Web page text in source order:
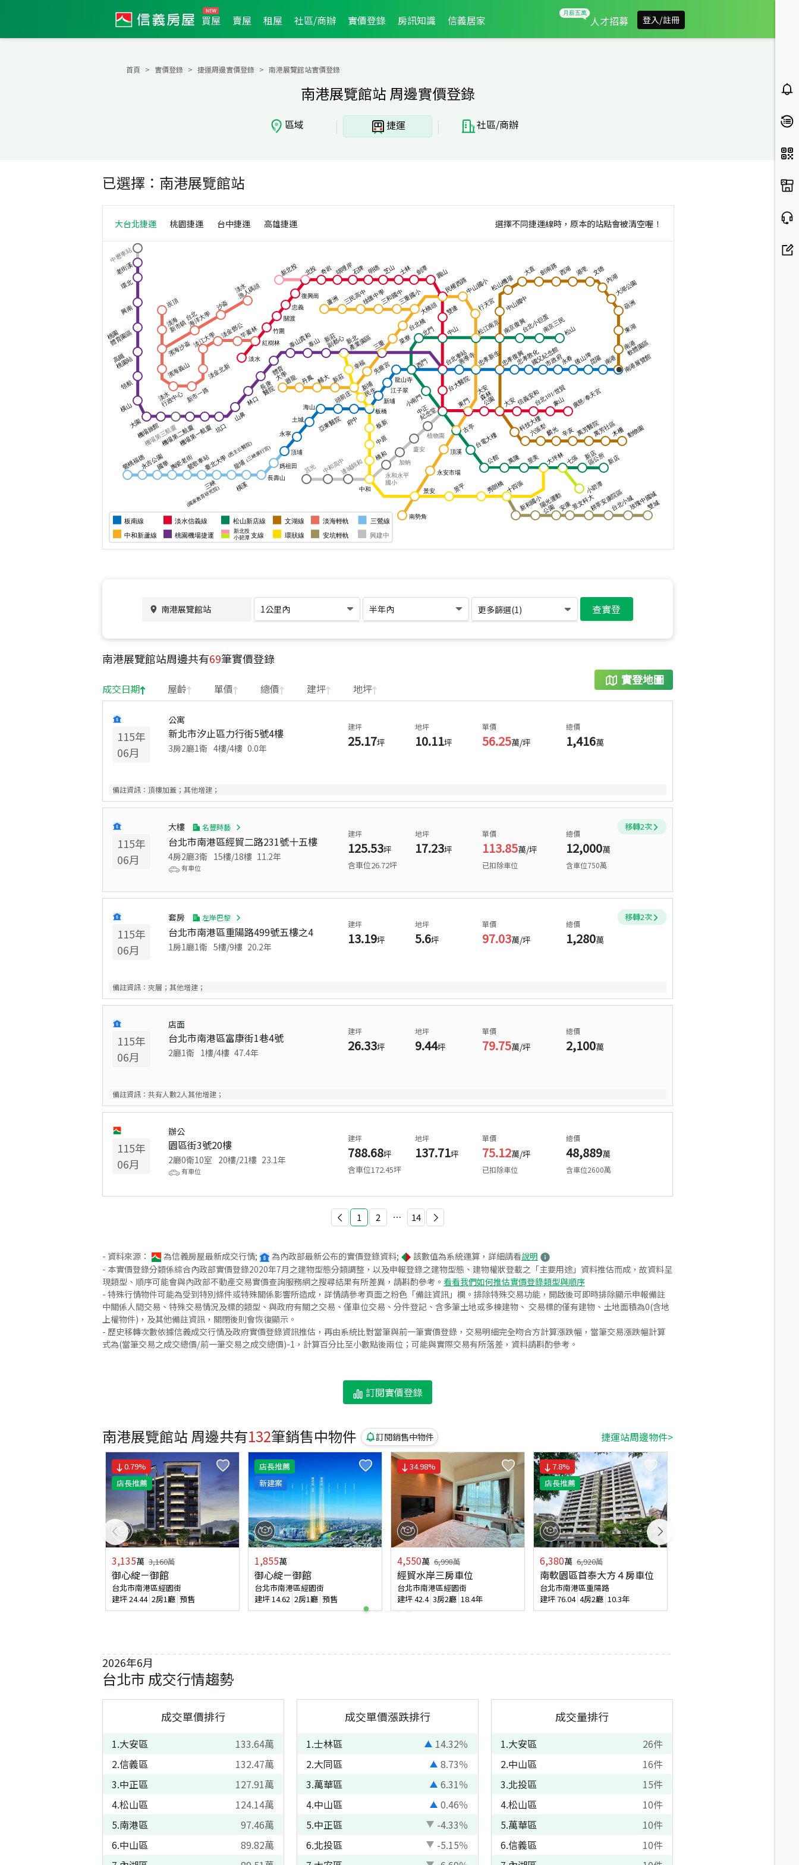
買屋 賣屋 租屋 社區/商辦 實價登錄 房訊知識 信義居家 人才招募 登入/註冊
首頁 實價登錄 捷運周邊實價登錄 南港展覽館站實價登錄
南港展覽館站 周邊實價登錄
區域 | 捷運 | 社區/商辦
已選擇： 南港展覽館站
大台北捷運 桃園捷運 台中捷運 高雄捷運 選擇不同捷運線時，原本的站點會被清空喔！
南港展覽館站 1公里內 半年內 更多篩選(1) 查實登
南港展覽館站周邊共有69筆實價登錄
實登地圖
成交日期 屋齡 單價 總價 建坪 地坪
115年
06月
公寓
新北市汐止區力行街5號4樓
3房2廳1衛 4樓/4樓 0.0年
建坪
25.17坪
地坪
10.11坪
單價
56.25萬/坪
總價
1,416萬
備註資訊： 頂樓加蓋；其他增建；
115年
06月
大樓 名豐時藝
台北市南港區經貿二路231號十五樓
4房2廳3衛 15樓/18樓 11.2年
有車位
建坪
125.53坪
含車位26.72坪
地坪
17.23坪
單價
113.85萬/坪
已扣除車位
總價
12,000萬
含車位750萬
移轉2次
115年
06月
套房 左岸巴黎
台北市南港區重陽路499號五樓之4
1房1廳1衛 5樓/9樓 20.2年
建坪
13.19坪
地坪
5.6坪
單價
97.03萬/坪
總價
1,280萬
移轉2次
備註資訊： 夾層；其他增建；
115年
06月
店面
台北市南港區富康街1巷4號
2廳1衛 1樓/4樓 47.4年
建坪
26.33坪
地坪
9.44坪
單價
79.75萬/坪
總價
2,100萬
備註資訊： 共有人數2人其他增建；
115年
06月
辦公
園區街3號20樓
2廳0衛10室 20樓/21樓 23.1年
有車位
建坪
788.68坪
含車位172.45坪
地坪
137.71坪
單價
75.12萬/坪
已扣除車位
總價
48,889萬
含車位2600萬
1 2 ⋯ 14
- 資料來源： 為信義房屋最新成交行情; 為內政部最新公布的實價登錄資料; 該數值為系統運算，詳細請看說明
- 本實價登錄分類係綜合內政部實價登錄2020年7月之建物型態分類調整，以及申報登錄之建物型態、建物權狀登載之「主要用途」資料推估而成，故資料呈
現類型、順序可能會與內政部不動產交易實價查詢服務網之搜尋結果有所差異，請斟酌參考。 看看我們如何推估實價登錄類型與順序
- 特殊行情物件可能為受到特別條件或特殊關係影響所造成，詳情請參考頁面之粉色「備註資訊」欄。排除特殊交易功能，開啟後可即時排除顯示申報備註
中關係人間交易、特殊交易情況及標的類型、與政府有關之交易、僅車位交易、分件登記、含多筆土地或多棟建物、 交易標的僅有建物、土地面積為0(含地
上權物件)，及其他備註資訊，關閉後則會恢復顯示。
- 歷史移轉次數依據信義成交行情及政府實價登錄資訊推估，再由系統比對當筆與前一筆實價登錄，交易明細完全吻合方計算漲跌幅，當筆交易漲跌幅計算
式為(當筆交易之成交總價/前一筆交易之成交總價)-1，計算百分比至小數點後兩位；可能與實際交易有所落差，資料請斟酌參考。
訂閱實價登錄
南港展覽館站 周邊共有132筆銷售中物件 訂閱銷售中物件 捷運站周邊物件>
0.79%
店長推薦
3,135萬 3,160萬
御心綻－御館
台北市南港區經園街
建坪24.44 2房1廳 預售
店長推薦
新建案
1,855萬
御心綻－御館
台北市南港區經園街
建坪14.62 2房1廳 預售
34.98%
4,550萬 6,998萬
經貿水岸三房車位
台北市南港區經園街
建坪42.4 3房2廳 18.4年
7.8%
店長推薦
6,380萬 6,920萬
南軟園區首泰大方４房車位
台北市南港區重陽路
建坪76.04 4房2廳 10.3年
2026年6月
台北市 成交行情趨勢
成交單價排行
1.大安區 133.64萬
2.信義區 132.47萬
3.中正區 127.91萬
4.松山區 124.14萬
5.南港區 97.46萬
6.中山區 89.82萬
成交單價漲跌排行
1.士林區 14.32％
2.大同區 8.73％
3.萬華區 6.31％
4.中山區 0.46％
5.中正區 -4.33％
6.北投區 -5.15％
成交量排行
1.大安區 26件
2.中山區 16件
3.北投區 15件
4.松山區 10件
5.萬華區 10件
6.信義區 10件